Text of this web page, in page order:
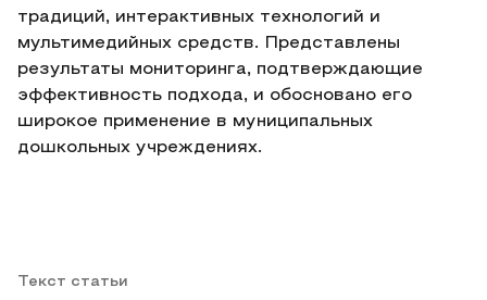
традиций, интерактивных технологий и
мультимедийных средств. Представлены
результаты мониторинга, подтверждающие
эффективность подхода, и обосновано его
широкое применение в муниципальных
дошкольных учреждениях.
Текст статьи